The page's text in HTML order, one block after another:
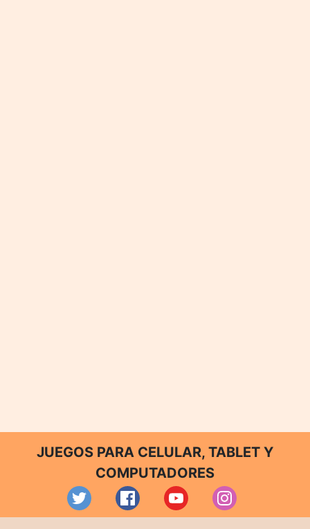
JUEGOS PARA CELULAR, TABLET Y
COMPUTADORES